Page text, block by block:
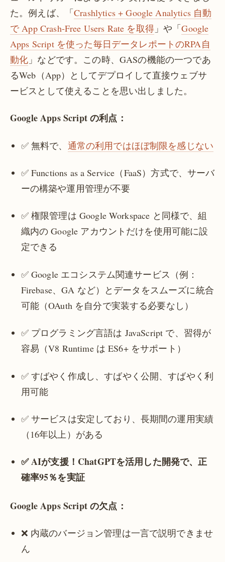
た。例えば、「Crashlytics + Google Analytics 自動
で App Crash-Free Users Rate を取得」や「Google
Apps Script を使った毎日データレポートのRPA自
動化 」などです。この時、GASの機能の一つであ
るWeb（App）としてデプロイして直接ウェブサ
ービスとして使えることを思い出しました。
Google Apps Script の利点：
✅ 無料で、 通常の利用ではほぼ制限を感じない
✅ Functions as a Service（FaaS）方式で、サーバ
ーの構築や運用管理が不要
✅ 権限管理は Google Workspace と同様で、組
織内の Google アカウントだけを使用可能に設
定できる
✅ Google エコシステム関連サービス（例：
Firebase、GA など）とデータをスムーズに統合
可能（OAuth を自分で実装する必要なし）
✅ プログラミング言語は JavaScript で、習得が
容易（V8 Runtime は ES6+ をサポート）
✅ すばやく作成し、すばやく公開、すばやく利
用可能
✅ サービスは安定しており、長期間の運用実績
（16年以上）がある
✅ AIが支援！ChatGPTを活用した開発で、正
確率95％を実証
Google Apps Script の欠点：
❌ 内蔵のバージョン管理は一言で説明できませ
ん